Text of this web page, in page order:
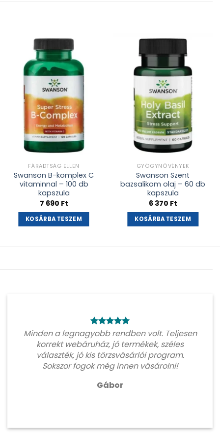
Kívánságlistához
adás
FÁRADTSÁG ELLEN
Swanson B-komplex C
vitaminnal – 100 db
kapszula
7 690 Ft
KOSÁRBA TESZEM
Kívánságlistához
adás
GYÓGYNÖVÉNYEK
Swanson Szent
bazsalikom olaj – 60 db
kapszula
6 370 Ft
KOSÁRBA TESZEM
Minden a legnagyobb rendben volt. Teljesen
korrekt webáruház, jó termékek, széles
választék, jó kis törzsvásárlói program.
Sokszor fogok még innen vásárolni!
Gábor